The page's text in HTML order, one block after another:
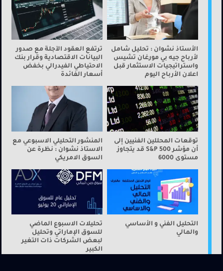
الأستاذ نشوان : تحليل شامل
لأرباح جيه بي مورغان تشيس
واستراتيجيات الاستثمار قبل
اعلان الأرباح اليوم
ترتفع العقود الآجلة مع صدور
البيانات الاقتصادية وقرار بنك
الاحتياطي الفيدرالي بخفض
أسعار الفائدة
توقعات المحللين الفنيين إلى
أن مؤشر S&P 500 قد يتجاوز
مستوى 6000
المنشور التحليلي الاسبوعي مع
الاستاذ نشوان : نظرة عن
السوق الامريكي
التحليل الفني و الأساسي
والمالي
تحليلات الاسبوع الماضي
للسوق الإماراتي وتحليل
لبعض الشركات ذات التغير
الكبير